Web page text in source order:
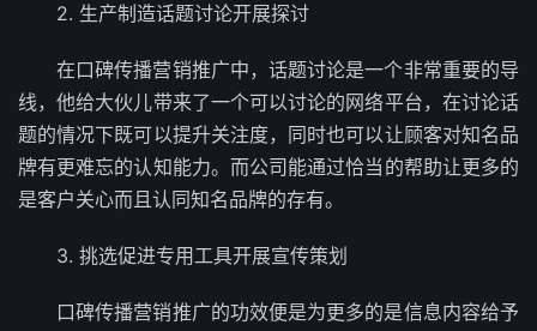
2. 生产制造话题讨论开展探讨
在口碑传播营销推广中，话题讨论是一个非常重要的导
线，他给大伙儿带来了一个可以讨论的网络平台，在讨论话
题的情况下既可以提升关注度，同时也可以让顾客对知名品
牌有更难忘的认知能力。而公司能通过恰当的帮助让更多的
是客户关心而且认同知名品牌的存有。
3. 挑选促进专用工具开展宣传策划
口碑传播营销推广的功效便是为更多的是信息内容给予